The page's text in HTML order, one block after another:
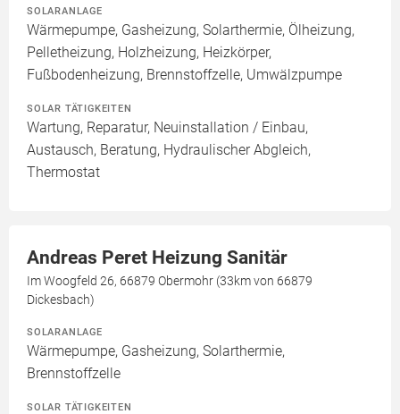
SOLARANLAGE
Wärmepumpe, Gasheizung, Solarthermie, Ölheizung,
Pelletheizung, Holzheizung, Heizkörper,
Fußbodenheizung, Brennstoffzelle, Umwälzpumpe
SOLAR TÄTIGKEITEN
Wartung, Reparatur, Neuinstallation / Einbau,
Austausch, Beratung, Hydraulischer Abgleich,
Thermostat
Andreas Peret Heizung Sanitär
Im Woogfeld 26, 66879 Obermohr (33km von 66879
Dickesbach)
SOLARANLAGE
Wärmepumpe, Gasheizung, Solarthermie,
Brennstoffzelle
SOLAR TÄTIGKEITEN